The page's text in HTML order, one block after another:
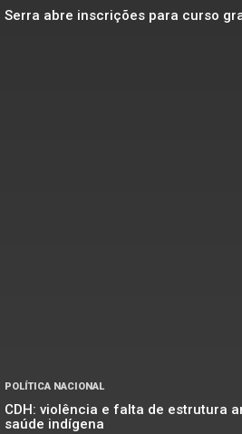
Serra abre inscrições para curso
POLÍTICA NACIONAL
CDH: violência e falta de estrutura
saúde indígena